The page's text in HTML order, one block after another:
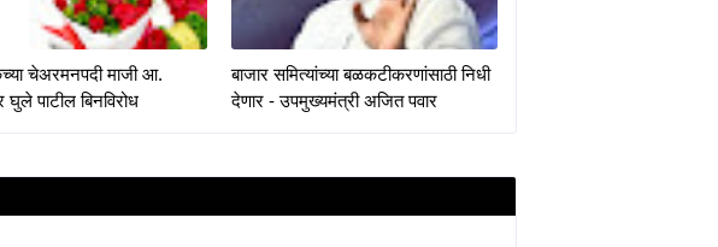
चेअरमनपदी माजी आ.
पाटील बिनविरोध
बाजार समित्यांच्या बळकटीकरणांसाठी निधी
देणार - उपमुख्यमंत्री अजित पवार